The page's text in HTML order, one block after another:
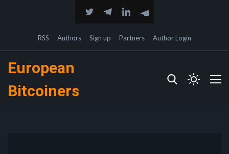
RSS Authors Sign up Partners Author Login
European
Bitcoiners